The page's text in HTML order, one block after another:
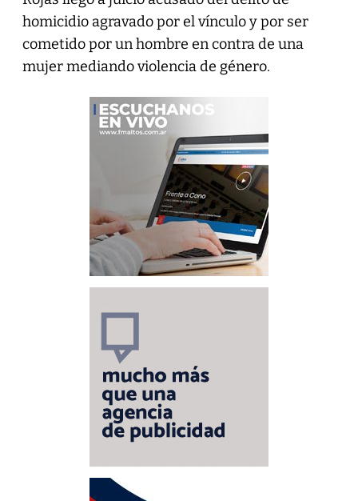
homicidio agravado por el vínculo y por ser
cometido por un hombre en contra de una
mujer mediando violencia de género.